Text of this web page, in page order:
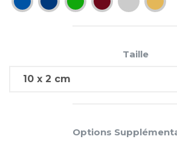
Taille
Options